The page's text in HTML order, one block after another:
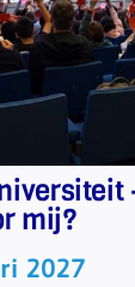
mij?
2027